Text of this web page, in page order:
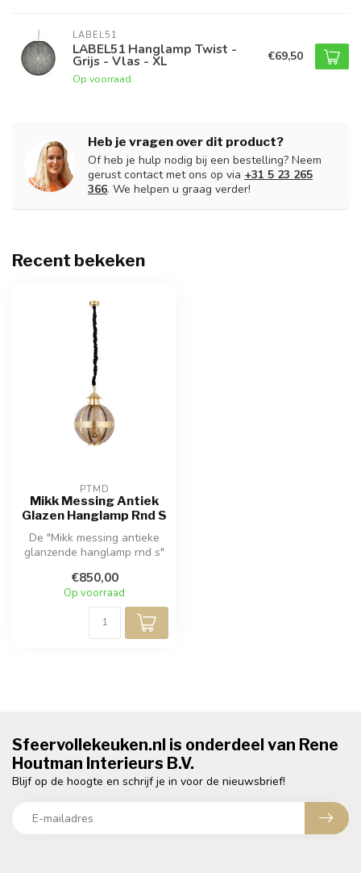
LABEL51
LABEL51 Hanglamp Twist -
Grijs - Vlas - XL
Op voorraad
€69,50
Heb je vragen over dit product?
Of heb je hulp nodig bij een bestelling? Neem
gerust contact met ons op via +31 5 23 265
366. We helpen u graag verder!
Recent bekeken
PTMD
Mikk Messing Antiek
Glazen Hanglamp Rnd S
De "Mikk messing antieke
glanzende hanglamp rnd s"
a...
€850,00
Op voorraad
Sfeervollekeuken.nl is onderdeel van Rene
Houtman Interieurs B.V.
Blijf op de hoogte en schrijf je in voor de nieuwsbrief!